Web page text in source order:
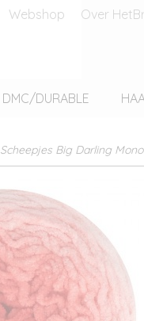
Webshop Over
DMC/DURABLE
Scheepjes Big Darling